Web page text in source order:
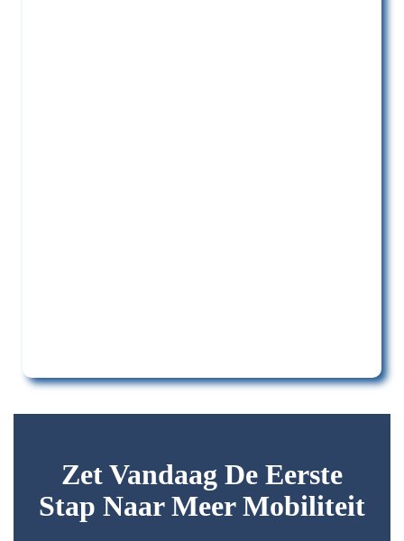
Zet Vandaag De Eerste
Stap Naar Meer Mobiliteit